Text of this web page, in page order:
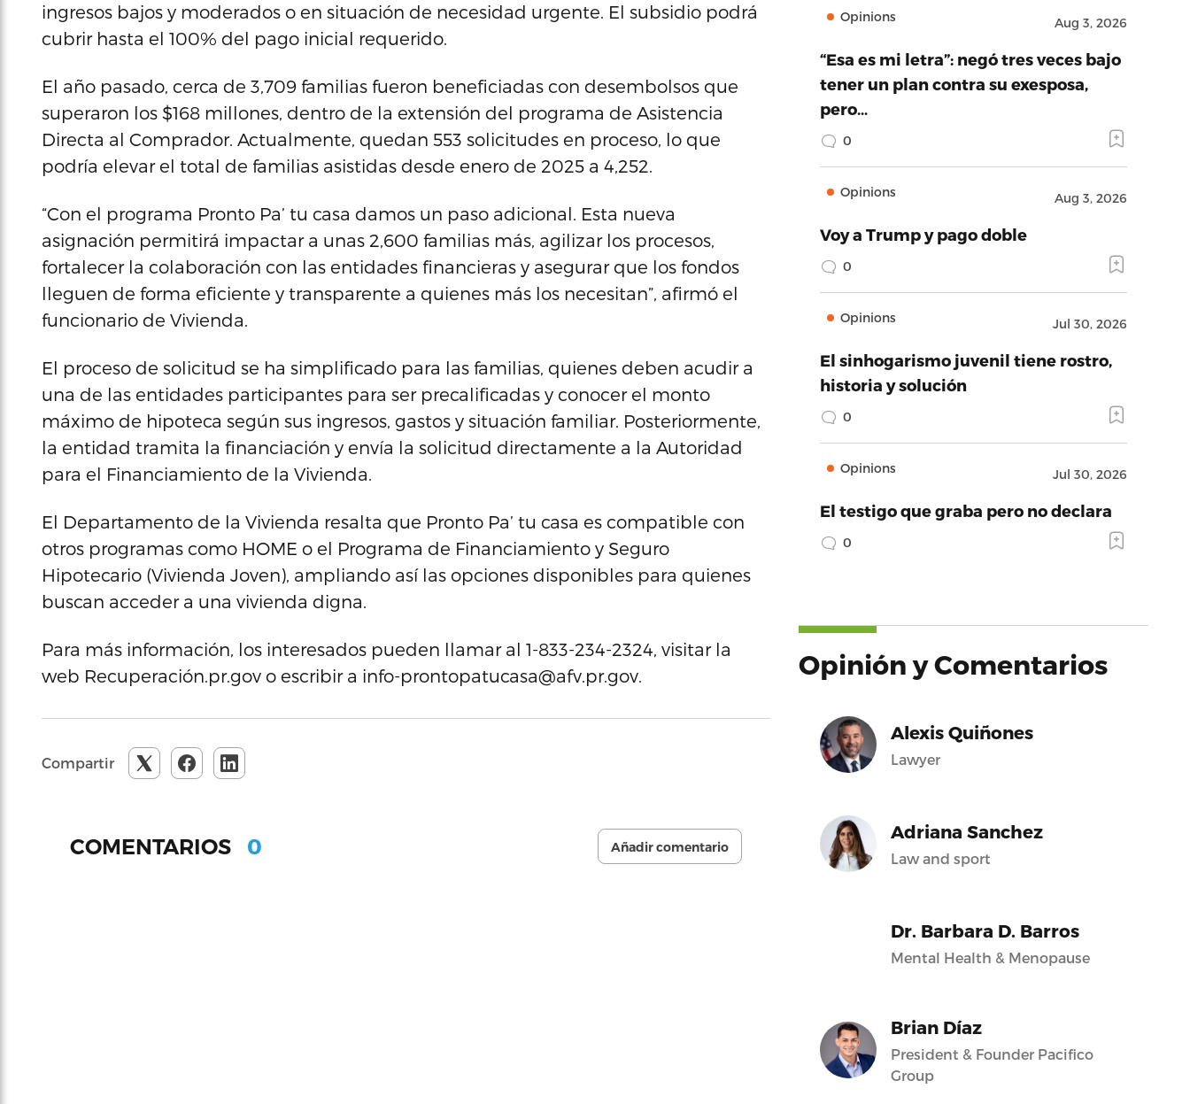
ingresos bajos y moderados o en situación de necesidad urgente. El subsidio podrá
cubrir hasta el 100% del pago inicial requerido.
El año pasado, cerca de 3,709 familias fueron beneficiadas con desembolsos que
superaron los $168 millones, dentro de la extensión del programa de Asistencia
Directa al Comprador. Actualmente, quedan 553 solicitudes en proceso, lo que
podría elevar el total de familias asistidas desde enero de 2025 a 4,252.
“Con el programa Pronto Pa’ tu casa damos un paso adicional. Esta nueva
asignación permitirá impactar a unas 2,600 familias más, agilizar los procesos,
fortalecer la colaboración con las entidades financieras y asegurar que los fondos
lleguen de forma eficiente y transparente a quienes más los necesitan”, afirmó el
funcionario de Vivienda.
El proceso de solicitud se ha simplificado para las familias, quienes deben acudir a
una de las entidades participantes para ser precalificadas y conocer el monto
máximo de hipoteca según sus ingresos, gastos y situación familiar. Posteriormente,
la entidad tramita la financiación y envía la solicitud directamente a la Autoridad
para el Financiamiento de la Vivienda.
El Departamento de la Vivienda resalta que Pronto Pa’ tu casa es compatible con
otros programas como HOME o el Programa de Financiamiento y Seguro
Hipotecario (Vivienda Joven), ampliando así las opciones disponibles para quienes
buscan acceder a una vivienda digna.
Para más información, los interesados pueden llamar al 1-833-234-2324, visitar la
web Recuperación.pr.gov o escribir a info-prontopatucasa@afv.pr.gov.
Compartir
COMENTARIOS 0 Añadir comentario
Opinions Aug 3, 2026
“Esa es mi letra”: negó tres veces bajo
tener un plan contra su exesposa,
pero…
0
Opinions Aug 3, 2026
Voy a Trump y pago doble
0
Opinions Jul 30, 2026
El sinhogarismo juvenil tiene rostro,
historia y solución
0
Opinions Jul 30, 2026
El testigo que graba pero no declara
0
Opinión y Comentarios
Alexis Quiñones
Lawyer
Adriana Sanchez
Law and sport
Dr. Barbara D. Barros
Mental Health & Menopause
Brian Díaz
President & Founder Pacifico
Group